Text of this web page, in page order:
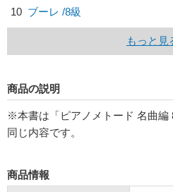
10 ブーレ /8級
もっと見
商品の説明
※本書は「ピアノメトード 名曲編
同じ内容です。
商品情報